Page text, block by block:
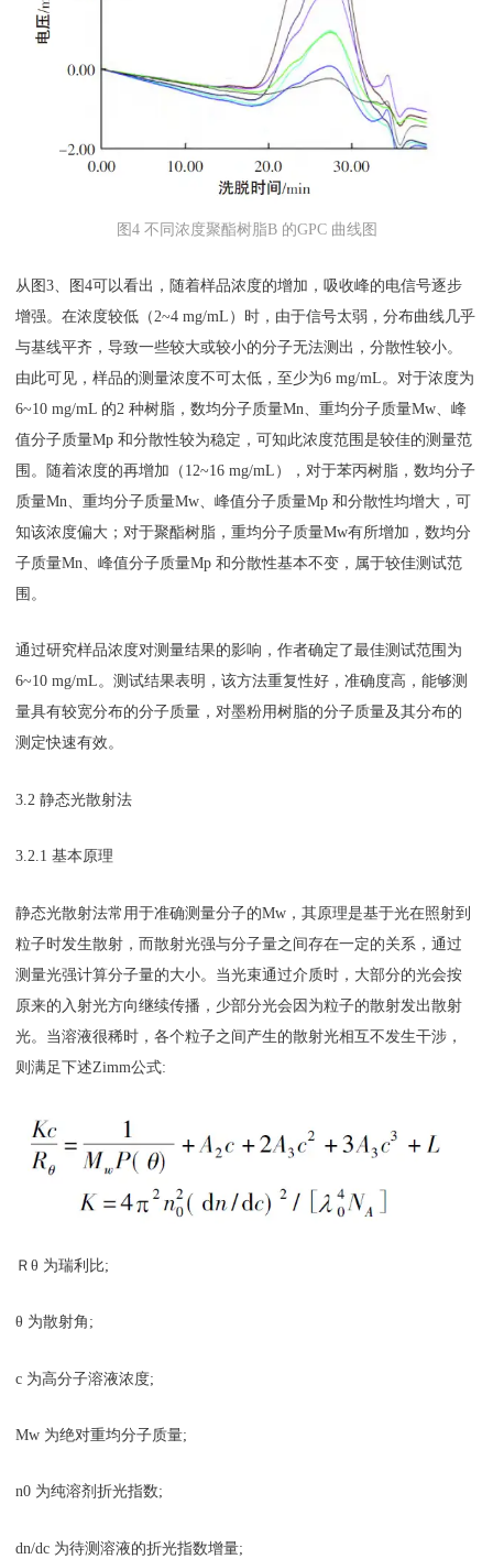
图4 不同浓度聚酯树脂B 的GPC 曲线图
从图3、图4可以看出，随着样品浓度的增加，吸收峰的电信号逐步
增强。在浓度较低（2~4 mg/mL）时，由于信号太弱，分布曲线几乎
与基线平齐，导致一些较大或较小的分子无法测出，分散性较小。
由此可见，样品的测量浓度不可太低，至少为6 mg/mL。对于浓度为
6~10 mg/mL 的2 种树脂，数均分子质量Mn、重均分子质量Mw、峰
值分子质量Mp 和分散性较为稳定，可知此浓度范围是较佳的测量范
围。随着浓度的再增加（12~16 mg/mL），对于苯丙树脂，数均分子
质量Mn、重均分子质量Mw、峰值分子质量Mp 和分散性均增大，可
知该浓度偏大；对于聚酯树脂，重均分子质量Mw有所增加，数均分
子质量Mn、峰值分子质量Mp 和分散性基本不变，属于较佳测试范
围。
通过研究样品浓度对测量结果的影响，作者确定了最佳测试范围为
6~10 mg/mL。测试结果表明，该方法重复性好，准确度高，能够测
量具有较宽分布的分子质量，对墨粉用树脂的分子质量及其分布的
测定快速有效。
3.2 静态光散射法
3.2.1 基本原理
静态光散射法常用于准确测量分子的Mw，其原理是基于光在照射到
粒子时发生散射，而散射光强与分子量之间存在一定的关系，通过
测量光强计算分子量的大小。当光束通过介质时，大部分的光会按
原来的入射光方向继续传播，少部分光会因为粒子的散射发出散射
光。当溶液很稀时，各个粒子之间产生的散射光相互不发生干涉，
则满足下述Zimm公式:
Ｒθ 为瑞利比;
θ 为散射角;
c 为高分子溶液浓度;
Mw 为绝对重均分子质量;
n0 为纯溶剂折光指数;
dn/dc 为待测溶液的折光指数增量;